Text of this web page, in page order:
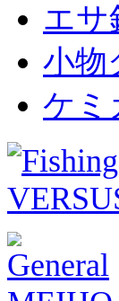
エサ
小物
ケミ